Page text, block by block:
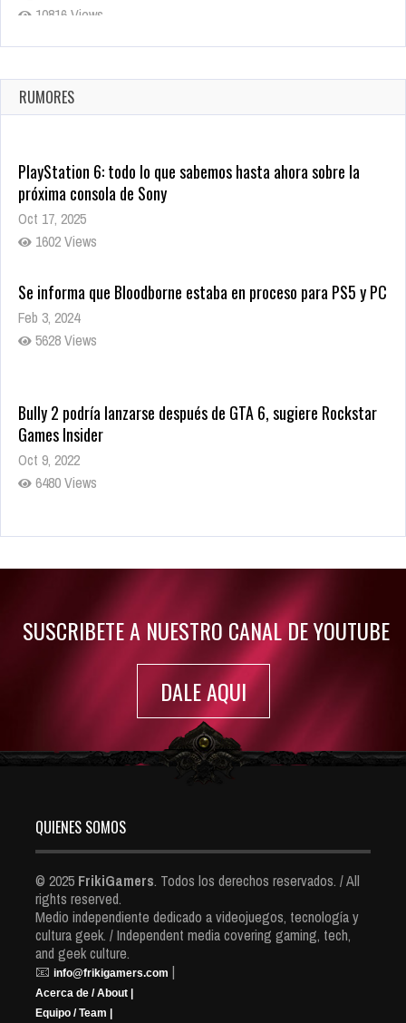
10816 Views
La configuración de Call of Duty 2021 aparentemente ya fue
Ago 8, 2021
10002 Views
RUMORES
PlayStation 6: todo lo que sabemos hasta ahora sobre la
próxima consola de Sony
Oct 17, 2025
1602 Views
Se informa que Bloodborne estaba en proceso para PS5 y PC
Feb 3, 2024
5628 Views
Bully 2 podría lanzarse después de GTA 6, sugiere Rockstar
Games Insider
Oct 9, 2022
6480 Views
Rumor: Se filtran los primeros detalles de Resident Evil 9
SUSCRIBETE A NUESTRO CANAL DE YOUTUBE
DALE AQUI
QUIENES SOMOS
© 2025 FrikiGamers. Todos los derechos reservados. / All
rights reserved.
Medio independiente dedicado a videojuegos, tecnología y
cultura geek. / Independent media covering gaming, tech,
and geek culture.
📧 info@frikigamers.com |
Acerca de / About |
Equipo / Team |